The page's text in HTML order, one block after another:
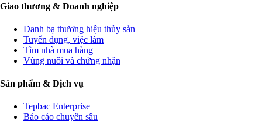
Giao thương & Doanh nghiệp
Danh bạ thương hiệu thủy sản
Tuyển dụng, việc làm
Tìm nhà mua hàng
Vùng nuôi và chứng nhận
Sản phẩm & Dịch vụ
Tepbac Enterprise
Báo cáo chuyên sâu